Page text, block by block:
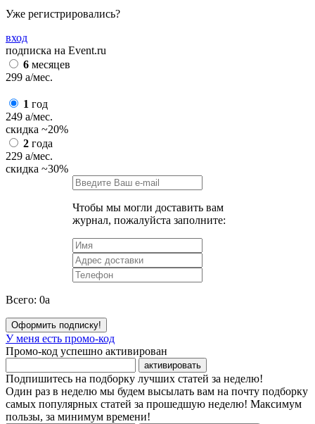
Уже регистрировались?
вход
подписка на Event.ru
6 месяцев
299 a/мес.
1 год
249 a/мес.
скидка ~20%
2 года
229 a/мес.
скидка ~30%
Чтобы мы могли доставить вам
журнал, пожалуйста заполните:
Всего: 0a
Оформить подписку!
У меня есть промо-код
Промо-код успешно активирован
активировать
Подпишитесь на подборку лучших статей за неделю!
Один раз в неделю мы будем высылать вам на почту подборку
самых популярных статей за прошедшую неделю! Максимум
пользы, за минимум времени!